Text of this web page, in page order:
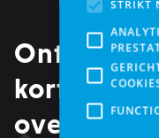
Ontvang
kortingen,
over
STRIKT